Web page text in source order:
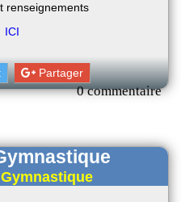
renseignements
ICI
Partager
0 commentaire